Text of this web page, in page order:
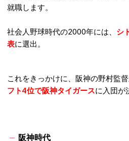
就職します。
社会人野球時代の2000年には、 シ
表に選出。
これをきっかけに、阪神の野村監
フト4位で阪神タイガースに入団が
阪神時代